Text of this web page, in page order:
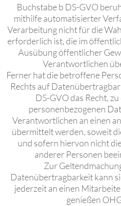
Buchstabe b DS-GVO
mithilfe automatisierter
Verarbeitung nicht für die
erforderlich ist, die im
Ausübung öffentlicher
Verantwortlichen
Ferner hat die betroffene
Rechts auf
DS-GVO das Recht,
personenbezogenen
Verantwortlichen an einen
übermittelt werden, soweit
und sofern hiervon nicht
anderer Personen
Zur
Datenübertragbarkeit kann
jederzeit an einen
genießen